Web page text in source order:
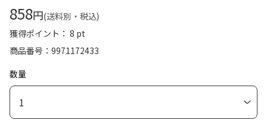
858円(送料別・税込)
獲得ポイント： 8 pt
商品番号
9971172433
数量
1